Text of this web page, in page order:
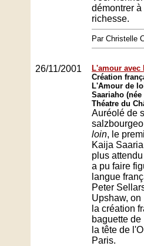
démontrer
richesse.
Par Christelle
26/11/2001
L'amour
Création
L'Amour de
Saariaho (née
Théatre du
Auréolé de
loin, le
Kaija
plus
a pu faire
langue
Peter
Upshaw, on
la création
baguette
la tête de
Paris.